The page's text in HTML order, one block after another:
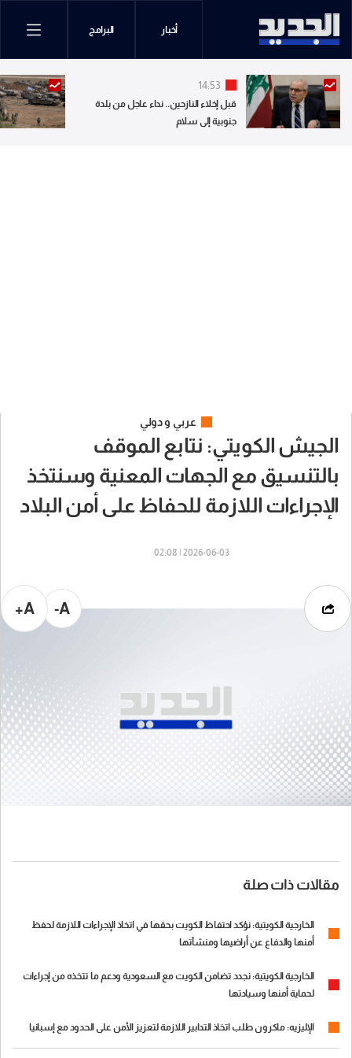
أخبار البرامج
14:53
قبل إخلاء النازحين.. نداء عاجل من بلدة
جنوبية إلى سلام
عربي و دولي
الجيش الكويتي: نتابع الموقف
بالتنسيق مع الجهات المعنية وسنتخذ
الإجراءات اللازمة للحفاظ على أمن البلاد
2026-06-03 | 02:08
A-
A+
مقالات ذات صلة
الخارجية الكويتية: نؤكد احتفاظ الكويت بحقها في اتخاذ الإجراءات اللازمة لحفظ
أمنها والدفاع عن أراضيها ومنشآتها
الخارجية الكويتية: نجدد تضامن الكويت مع السعودية ودعم ما تتخذه من إجراءات
لحماية أمنها وسيادتها
الإليزيه: ماكرون طلب اتخاذ التدابير اللازمة لتعزيز الأمن على الحدود مع إسبانيا